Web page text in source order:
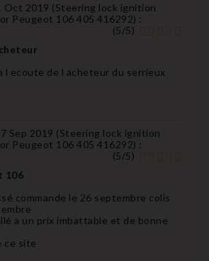
Oct 2019 (Steering lock ignition
Peugeot 106 405 416292) :
(5/5)
l ecoute de l acheteur du serrieux
Sep 2019 (Steering lock ignition
Peugeot 106 405 416292) :
(5/5)
106
commande le 26 septembre colis
a un prix imbattable et de bonne
ce site